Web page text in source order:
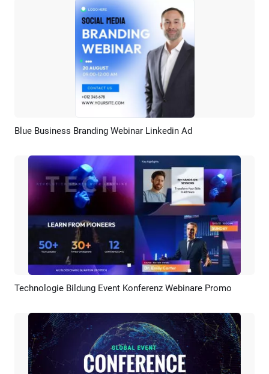
Vorschau KI Erstellen
Blue Business Branding Webinar Linkedin Ad
Vorschau KI Erstellen
Technologie Bildung Event Konferenz Webinare Promo